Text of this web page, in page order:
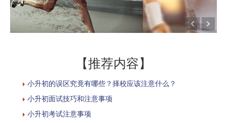
【推荐内容】
小升初的误区究竟有哪些？择校应该注意什么？
小升初面试技巧和注意事项
小升初考试注意事项